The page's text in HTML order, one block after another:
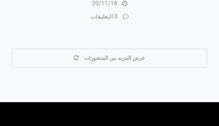
20/11/18
0 التعليقات
عرض المزيد من المنشورات